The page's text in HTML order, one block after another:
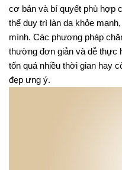
cơ bản và bí quyết phù hợp
thể duy trì làn da khỏe
mình. Các phương pháp
thường đơn giản và dễ thực
tốn quá nhiều thời gian hay
đẹp ưng ý.